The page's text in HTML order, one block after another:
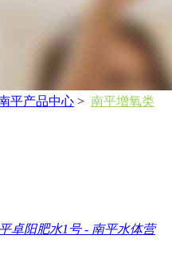
平产品中心 > 南平增氧类
卓阳肥水1号 - 南平水体营